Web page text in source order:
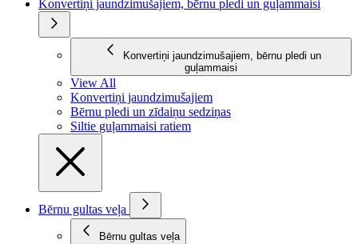
Konvertiņi jaundzimušajiem, bērnu pledi un guļammaisi
Konvertiņi jaundzimušajiem, bērnu pledi un
guļammaisi
View All
Konvertiņi jaundzimušajiem
Bērnu pledi un zīdaiņu sedziņas
Siltie guļammaisi ratiem
Bērnu gultas veļa
Bērnu gultas veļa